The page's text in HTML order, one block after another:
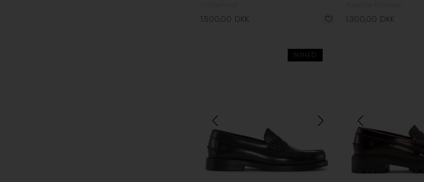
1.500,00 DKK 1.300,00 DKK
NYHED